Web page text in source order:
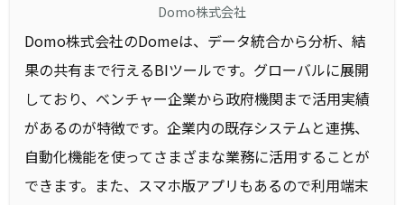
Domo株式会社
Domo株式会社のDomeは、データ統合から分析、結
果の共有まで行えるBIツールです。グローバルに展開
しており、ベンチャー企業から政府機関まで活用実績
があるのが特徴です。企業内の既存システムと連携、
自動化機能を使ってさまざまな業務に活用することが
できます。また、スマホ版アプリもあるので利用端末